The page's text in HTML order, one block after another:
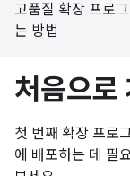
고품질 확장 프로
는 방법
처음으로
첫 번째 확장 프로
에 배포하는 데 필